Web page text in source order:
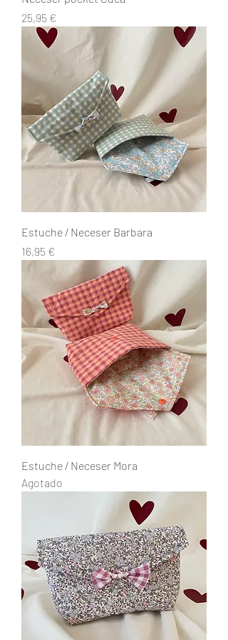
Precio
25,95 €
Estuche / Neceser Barbara
Precio
16,95 €
Estuche / Neceser Mora
Agotado